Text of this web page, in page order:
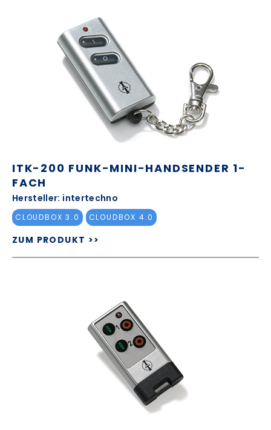
ITK-200 FUNK-MINI-HANDSENDER 1-
FACH
Hersteller: intertechno
CLOUDBOX 3.0 CLOUDBOX 4.0
ZUM PRODUKT >>